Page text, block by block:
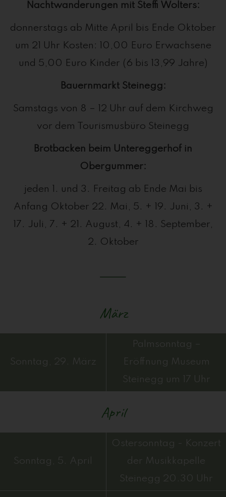
Nachtwanderungen mit Steffi Wolters:
donnerstags ab Mitte April bis Ende Oktober
um 21 Uhr Kosten: 10,00 Euro Erwachsene
und 5,00 Euro Kinder (6 bis 13,99 Jahre)
Bauernmarkt Steinegg:
Samstags von 8 – 12 Uhr auf dem Kirchweg
vor dem Tourismusbüro Steinegg
Brotbacken beim Untereggerhof in
Obergummer:
jeden 1. und 3. Freitag ab Ende Mai bis
Anfang Oktober 22. Mai, 5. + 19. Juni, 3. +
17. Juli, 7. + 21. August, 4. + 18. September,
2. Oktober
März
Sonntag, 29. März
Palmsonntag –
Eröffnung Museum
Steinegg um 17 Uhr
April
Sonntag, 5. April
Ostersonntag - Konzert
der Musikkapelle
Steinegg 20.30 Uhr